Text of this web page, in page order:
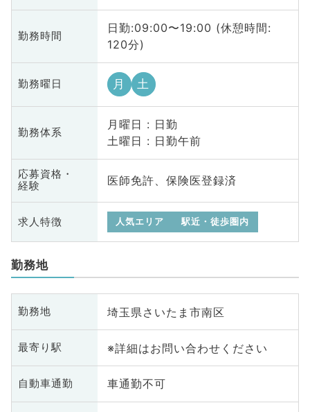
勤務時間
日勤:09:00〜19:00 (休憩時間:
120分)
勤務曜日 月 土
勤務体系
月曜日 : 日勤
土曜日 : 日勤午前
応募資格・
経験
医師免許、保険医登録済
求人特徴 人気エリア 駅近・徒歩圏内
勤務地
勤務地 埼玉県さいたま市南区
最寄り駅 ※詳細はお問い合わせください
自動車通勤 車通勤不可